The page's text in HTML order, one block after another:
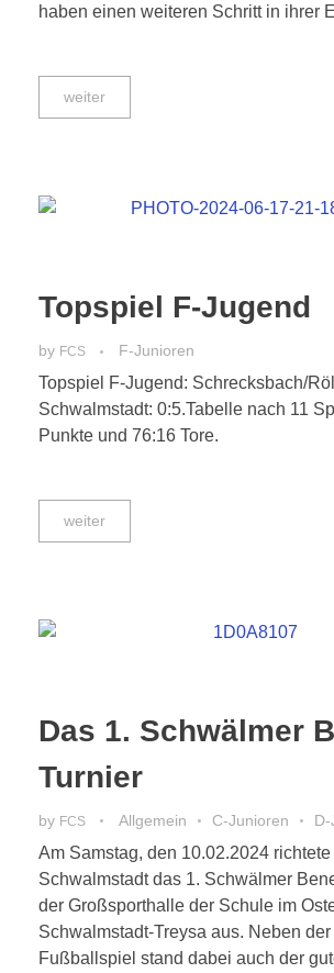
haben einen weiteren Schritt in ihrer
weiter
Topspiel F-Jugend
by FCS F-Junioren
Topspiel F-Jugend: Schrecksbach/
Schwalmstadt: 0:5.Tabelle nach 11
Punkte und 76:16 Tore.
weiter
Das 1. Schwälmer
Turnier
by FCS Allgemein C-Junioren
Am Samstag, den 10.02.2024
Schwalmstadt das 1. Schwälmer
der Großsporthalle der Schule im
Schwalmstadt-Treysa aus. Neben
Fußballspiel stand dabei auch der